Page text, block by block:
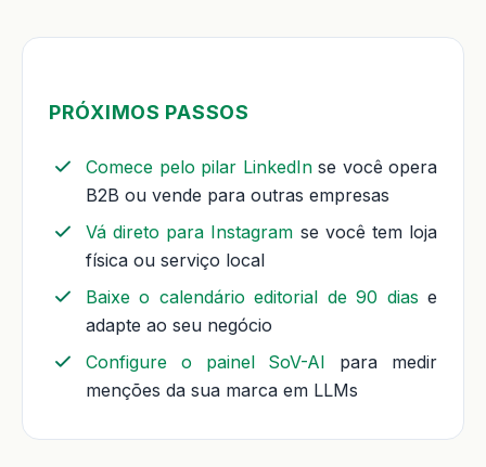
PRÓXIMOS PASSOS
Comece pelo pilar LinkedInse você opera
B2B ou vende para outras empresas
Vá direto para Instagram se você tem loja
física ou serviço local
Baixe o calendário editorial de 90 dias e
adapte ao seu negócio
Configure o painel SoV-AI para medir
menções da sua marca em LLMs